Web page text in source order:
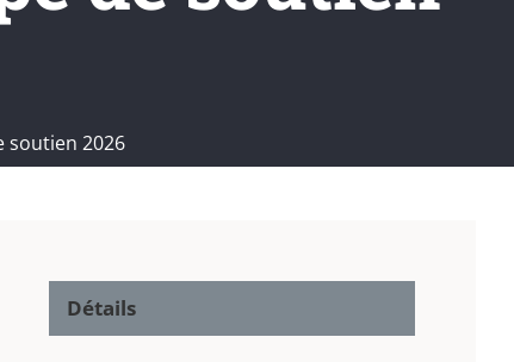
soutien 2026
Détails